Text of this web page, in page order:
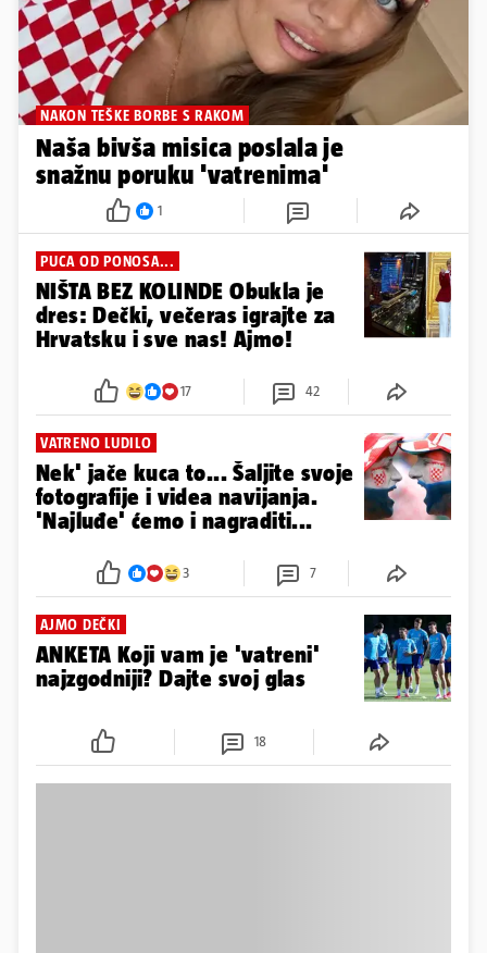
NAKON TEŠKE BORBE S RAKOM
Naša bivša misica poslala je
snažnu poruku 'vatrenima'
1
PUCA OD PONOSA...
NIŠTA BEZ KOLINDE Obukla je
dres: Dečki, večeras igrajte za
Hrvatsku i sve nas! Ajmo!
17 42
VATRENO LUDILO
Nek' jače kuca to... Šaljite svoje
fotografije i videa navijanja.
'Najluđe' ćemo i nagraditi...
3 7
AJMO DEČKI
ANKETA Koji vam je 'vatreni'
najzgodniji? Dajte svoj glas
18